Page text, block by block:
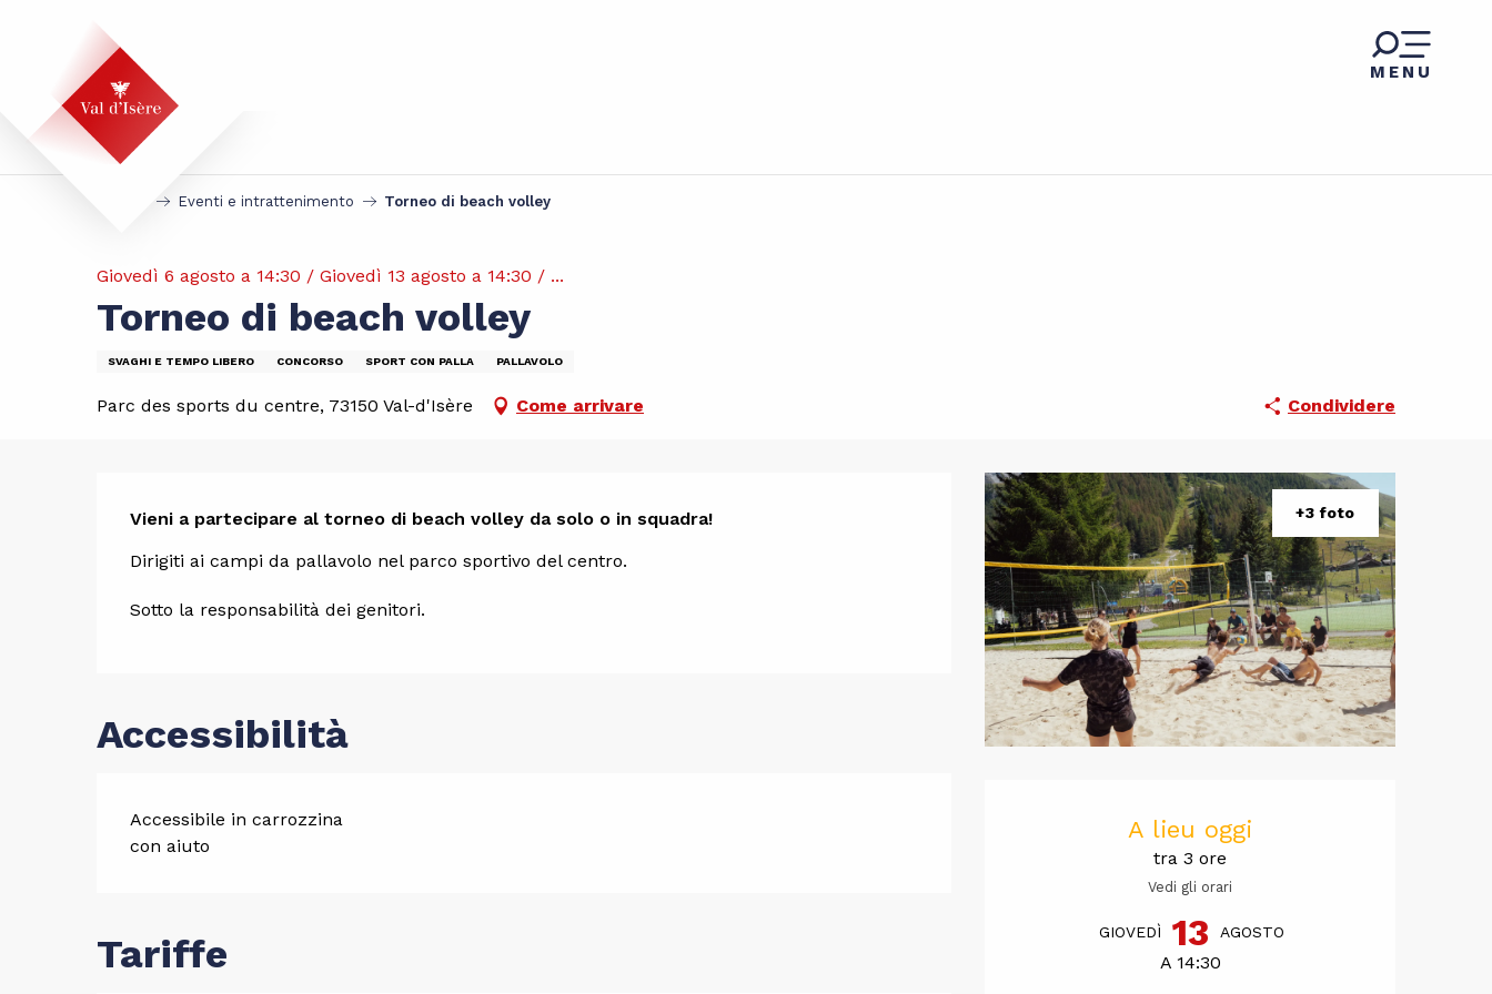
principal
MENU
Eventi e intrattenimento Torneo di beach volley
Giovedì 6 agosto a 14:30 / Giovedì 13 agosto a 14:30 / ...
Torneo di beach volley
SVAGHI E TEMPO LIBERO CONCORSO SPORT CON PALLA PALLAVOLO
Parc des sports du centre, 73150 Val-d'Isère Come arrivare Condividere
+3 foto
Orari e
A lieu oggi
tra 3 ore
Vedi gli orari
GIOVEDÌ 13 AGOSTO
A 14:30
Descrizione
Vieni a partecipare al torneo di beach volley da solo o in squadra!
Dirigiti ai campi da pallavolo nel parco sportivo del centro.
Sotto la responsabilità dei genitori.
Accessibilità
Accessibile in carrozzina
con aiuto
Tariffe